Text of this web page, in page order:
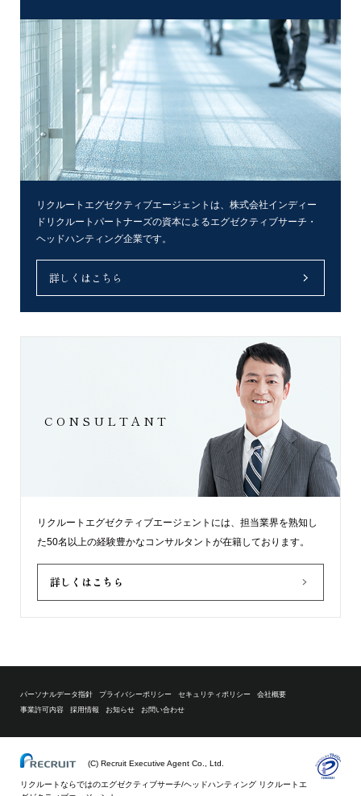
リクルートエグゼクティブエージェントは、株式会社インディー
ドリクルートパートナーズの資本によるエグゼクティブサーチ・
ヘッドハンティング企業です。
詳しくはこちら
CONSULTANT
リクルートエグゼクティブエージェントには、担当業界を熟知し
た50名以上の経験豊かなコンサルタントが在籍しております。
詳しくはこちら
パーソナルデータ指針 プライバシーポリシー セキュリティポリシー
会社概要
事業許可内容
採用情報 お知らせ お問い合わせ
(C) Recruit Executive Agent Co., Ltd.
リクルートならではのエグゼクティブサーチ/ヘッドハンティング リクルートエ